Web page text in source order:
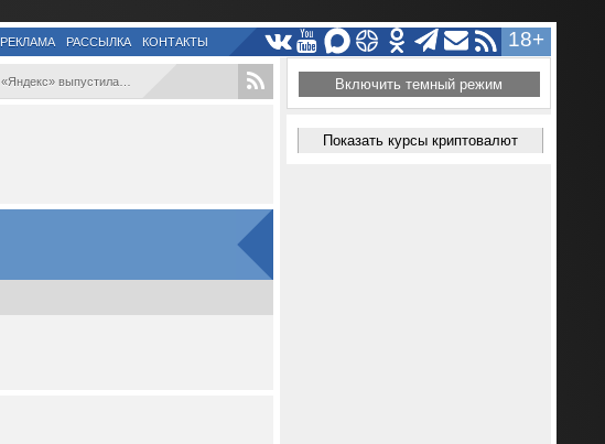
18+
РЕКЛАМА РАССЫЛКА КОНТАКТЫ
«Яндекс» выпустила «ТВ Станцию miniLED» ... Включить темный режим
Показать курсы криптовалют